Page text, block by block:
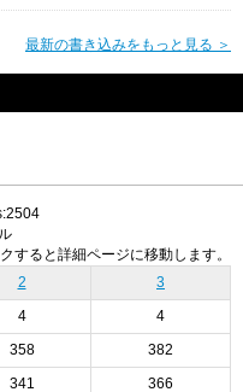
最新の書き込みをもっと見る ＞
すると詳細ページに移動します。
2 3
4 4
358 382
341 366